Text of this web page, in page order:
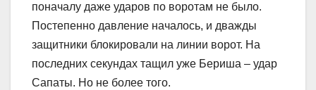
поначалу даже ударов по воротам не было.
Постепенно давление началось, и дважды
защитники блокировали на линии ворот. На
последних секундах тащил уже Бериша – удар
Сапаты. Но не более того.